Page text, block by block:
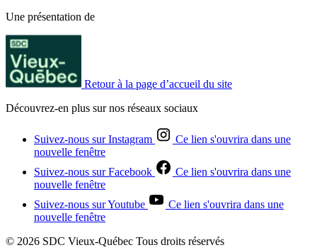
Une présentation de
Retour à la page d’accueil du site
Découvrez-en plus sur nos réseaux sociaux
Suivez-nous sur Instagram
Ce lien s'ouvrira dans une
nouvelle fenêtre
Suivez-nous sur Facebook
Ce lien s'ouvrira dans une
nouvelle fenêtre
Suivez-nous sur Youtube
Ce lien s'ouvrira dans une
nouvelle fenêtre
© 2026 SDC Vieux-Québec Tous droits réservés